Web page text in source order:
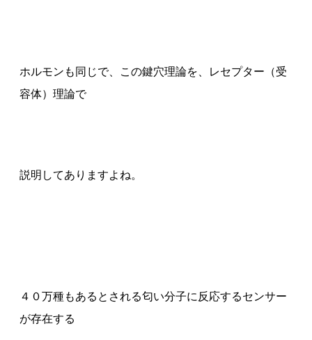
ホルモンも同じで、この鍵穴理論を、レセプター（受
容体）理論で
説明してありますよね。
４０万種もあるとされる匂い分子に反応するセンサー
が存在する